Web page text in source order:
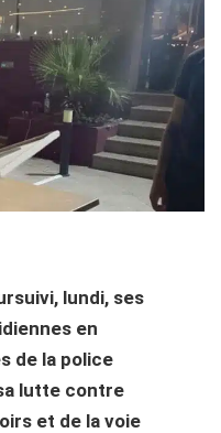
lundi, ses
en
de la police
lutte contre
et de la voie